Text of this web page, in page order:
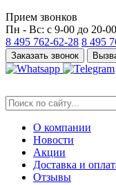
Прием звонков
Пн - Вс: с 9-00 до 20-00
8 495 762-62-28 8 495
Заказать звонок
О компании
Новости
Акции
Доставка и
Отзывы